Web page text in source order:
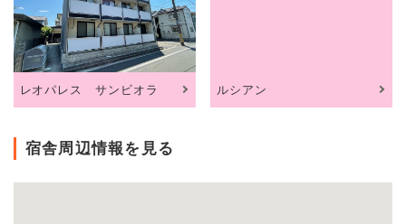
レオパレス サンビオラ ルシアン
宿舎周辺情報を見る